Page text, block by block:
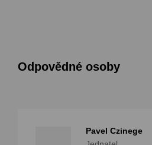
Odpovědné osoby
Pavel Czinege